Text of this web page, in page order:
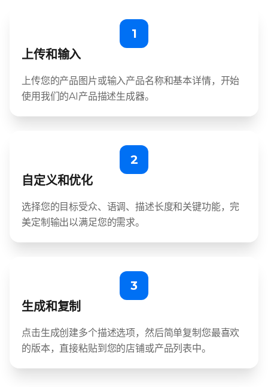
1
上传和输入
上传您的产品图片或输入产品名称和基本详情，开始
使用我们的AI产品描述生成器。
2
自定义和优化
选择您的目标受众、语调、描述长度和关键功能，完
美定制输出以满足您的需求。
3
生成和复制
点击生成创建多个描述选项，然后简单复制您最喜欢
的版本，直接粘贴到您的店铺或产品列表中。